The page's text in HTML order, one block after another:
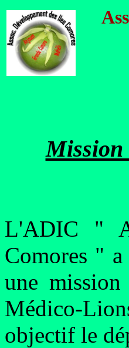
Mission
L'ADIC "
Comores "
une
Médico-
objectif le